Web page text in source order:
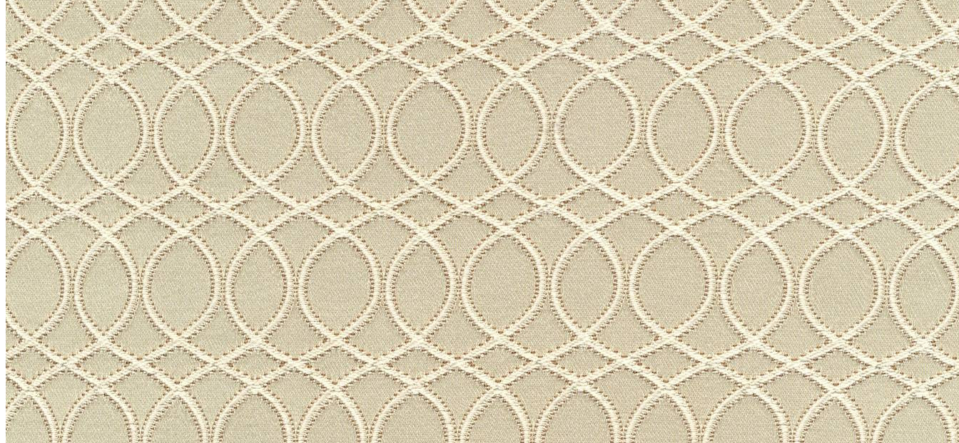
Литл Грин (Little Greene) +
Палитра цветов Little Greene Colour Scales
Серые цвета Little Greene Grey
Розовые цвета Little Greene Pink
Зеленые цвета Little Greene
Синие цвета Little Greene Blue
Фасадные краски
Краска Свис Лэйк (Swiss Lake)
Грунтовка
+
ФРЕСКИ +
ЛЕПНИНА
Ultrawood +
Архитектурный декор
Структура
Декор Дизайн (Decor Dizayn)
Европласт +
Интерьер
Колонны
Линии
Молдинг гибкий
Пилястры
Плинтус
Плинтус гибкий
Полуколонны
Молдинги
Карнизы
Угловые элементы
Розетки
Карниз гибкий
Фасад
Дверной декор